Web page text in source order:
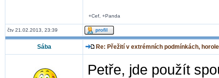
+Cef, +Panda
čtv 21.02.2013, 23:39
Sába Re: Přežití v extrémních podmínkách,
Petře, jde použít